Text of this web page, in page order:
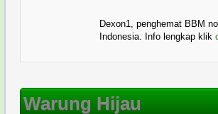
Dexon1, penghemat BBM
Indonesia. Info lengkap klik
Warung Hijau